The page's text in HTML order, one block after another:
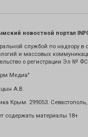
новостной портал
службой по надзору в
и массовых
о регистрации Эл №
Медиа"
А.В.
Крым. 299053. Севастополь,
содержать материалы 18+